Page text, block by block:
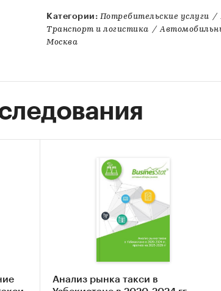
Категории: Потребительские услуги /
Транспорт и логистика /
Москва
Анализ рынка такси в